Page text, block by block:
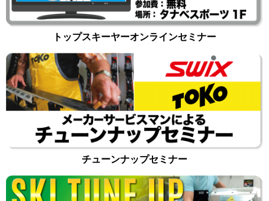
トップスキーヤーオンラインセミナー
チューンナップセミナー